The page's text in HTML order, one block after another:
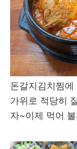
돈갈지김치찜
가위로 적당히
자~이제 먹어